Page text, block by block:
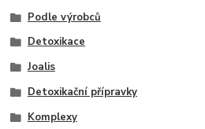
Podle výrobců
Detoxikace
Joalis
Detoxikační přípravky
Komplexy